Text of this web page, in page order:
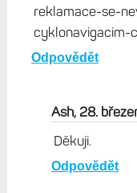
reklamace-se-
cyklonavigacim-
Odpovědět
Ash, 28.
Děkuji.
Odpovědět